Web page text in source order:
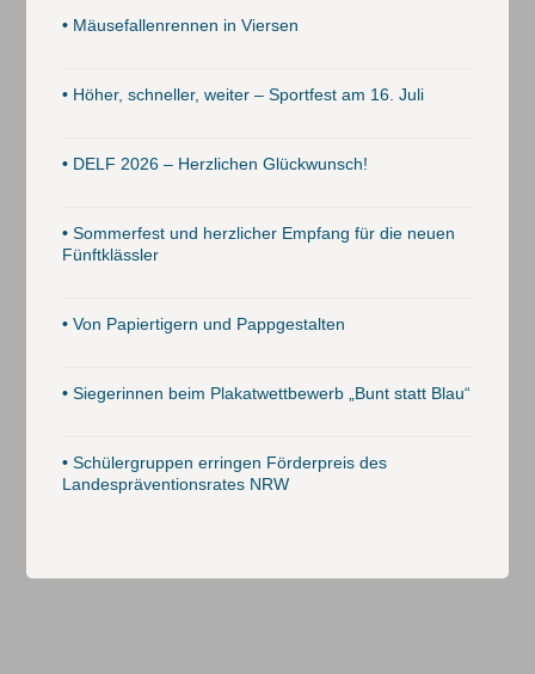
• Mäusefallenrennen in Viersen
• Höher, schneller, weiter – Sportfest am 16. Juli
• DELF 2026 – Herzlichen Glückwunsch!
• Sommerfest und herzlicher Empfang für die neuen
Fünftklässler
• Von Papiertigern und Pappgestalten
• Siegerinnen beim Plakatwettbewerb „Bunt statt Blau“
• Schülergruppen erringen Förderpreis des
Landespräventionsrates NRW